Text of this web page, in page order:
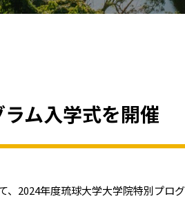
ム入学式を開催
2024年度琉球大学大学院特別プロ